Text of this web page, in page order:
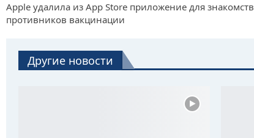
Apple удалила из App Store приложение для знакомств
противников вакцинации
Другие новости